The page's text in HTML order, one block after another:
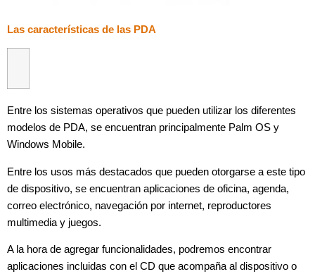
Las características de las PDA
Entre los sistemas operativos que pueden utilizar los diferentes
modelos de PDA, se encuentran principalmente Palm OS y
Windows Mobile.
Entre los usos más destacados que pueden otorgarse a este tipo
de dispositivo, se encuentran aplicaciones de oficina, agenda,
correo electrónico, navegación por internet, reproductores
multimedia y juegos.
A la hora de agregar funcionalidades, podremos encontrar
aplicaciones incluidas con el CD que acompaña al dispositivo o